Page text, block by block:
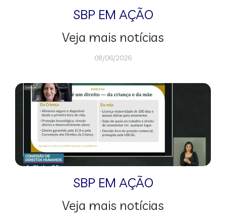
SBP EM AÇÃO
Veja mais notícias
08/06/2026
SBP EM AÇÃO
Veja mais notícias